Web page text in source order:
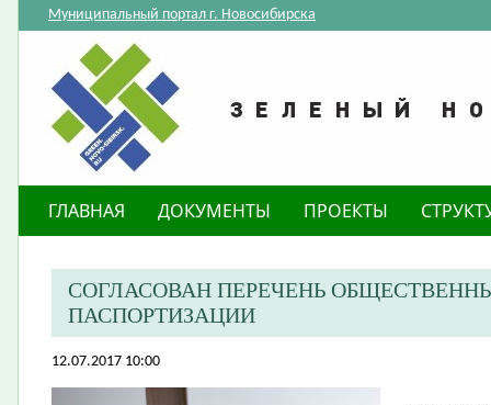
Муниципальный портал г. Новосибирска
ГЛАВНАЯ ДОКУМЕНТЫ ПРОЕКТЫ
СОГЛАСОВАН ПЕРЕЧЕНЬ
ПАСПОРТИЗАЦИИ
12.07.2017 10:00